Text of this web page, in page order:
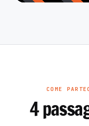
COME
4